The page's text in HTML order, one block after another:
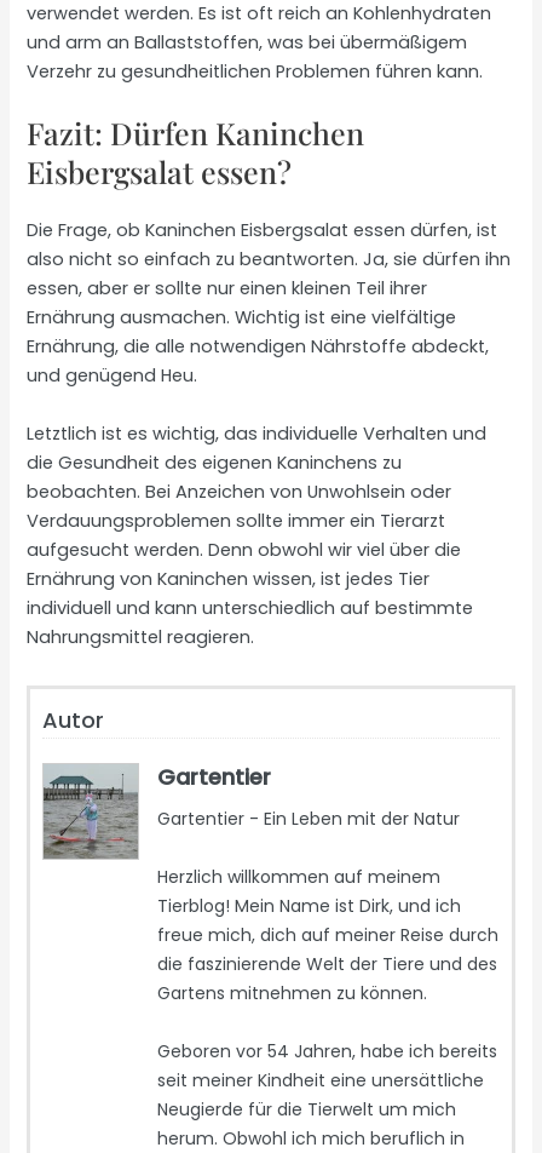
verwendet werden. Es ist oft reich an Kohlenhydraten
und arm an Ballaststoffen, was bei übermäßigem
Verzehr zu gesundheitlichen Problemen führen kann.
Fazit: Dürfen Kaninchen
Eisbergsalat essen?
Die Frage, ob Kaninchen Eisbergsalat essen dürfen, ist
also nicht so einfach zu beantworten. Ja, sie dürfen ihn
essen, aber er sollte nur einen kleinen Teil ihrer
Ernährung ausmachen. Wichtig ist eine vielfältige
Ernährung, die alle notwendigen Nährstoffe abdeckt,
und genügend Heu.
Letztlich ist es wichtig, das individuelle Verhalten und
die Gesundheit des eigenen Kaninchens zu
beobachten. Bei Anzeichen von Unwohlsein oder
Verdauungsproblemen sollte immer ein Tierarzt
aufgesucht werden. Denn obwohl wir viel über die
Ernährung von Kaninchen wissen, ist jedes Tier
individuell und kann unterschiedlich auf bestimmte
Nahrungsmittel reagieren.
Autor
Gartentier
Gartentier - Ein Leben mit der Natur
Herzlich willkommen auf meinem
Tierblog! Mein Name ist Dirk, und ich
freue mich, dich auf meiner Reise durch
die faszinierende Welt der Tiere und des
Gartens mitnehmen zu können.
Geboren vor 54 Jahren, habe ich bereits
seit meiner Kindheit eine unersättliche
Neugierde für die Tierwelt um mich
herum. Obwohl ich mich beruflich in